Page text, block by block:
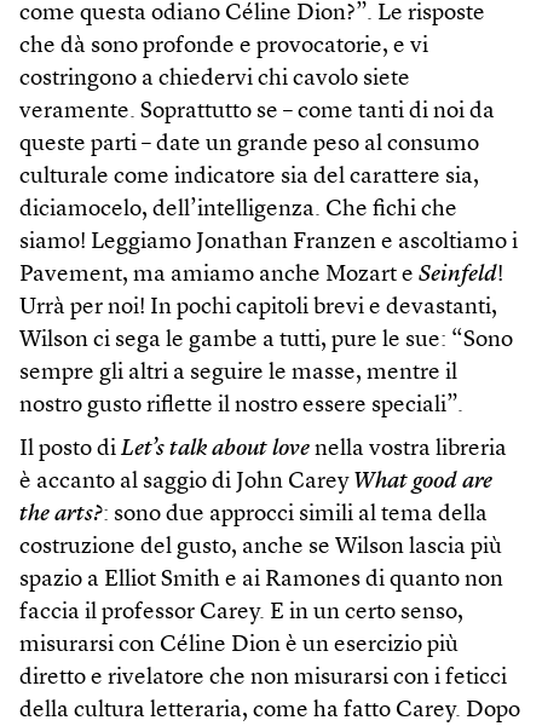
come questa odiano Céline Dion?”. Le risposte
che dà sono profonde e provocatorie, e vi
costringono a chiedervi chi cavolo siete
veramente. Soprattutto se – come tanti di noi da
queste parti – date un grande peso al consumo
culturale come indicatore sia del carattere sia,
diciamocelo, dell’intelligenza. Che fichi che
siamo! Leggiamo Jonathan Franzen e ascoltiamo i
Pavement, ma amiamo anche Mozart e Seinfeld!
Urrà per noi! In pochi capitoli brevi e devastanti,
Wilson ci sega le gambe a tutti, pure le sue: “Sono
sempre gli altri a seguire le masse, mentre il
nostro gusto riflette il nostro essere speciali”.
Il posto di Let’s talk about love nella vostra libreria
è accanto al saggio di John Carey What good are
the arts?: sono due approcci simili al tema della
costruzione del gusto, anche se Wilson lascia più
spazio a Elliot Smith e ai Ramones di quanto non
faccia il professor Carey. E in un certo senso,
misurarsi con Céline Dion è un esercizio più
diretto e rivelatore che non misurarsi con i feticci
della cultura letteraria, come ha fatto Carey. Dopo